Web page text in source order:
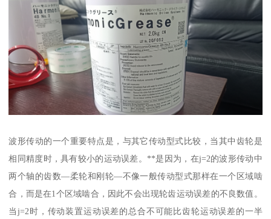
波形传动的一个重要特点是，与其它传动型式比较，当其中齿轮是
相同精度时，具有较小的运动误差。**是因为，在j=2的波形传动中
两个轴的齿数—柔轮和刚轮—不像一般传动型式那样在一个区域啮
合，而是在1个区域啮合，因此不会出现轮齿运动误差的不良数值。
当j=2时，传动装置运动误差的总合不可能比齿轮运动误差的一半